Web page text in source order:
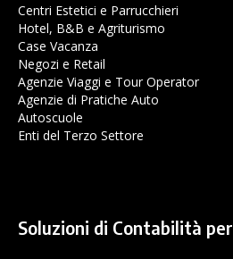
Centri Estetici e Parrucchieri
Hotel, B&B e Agriturismo
Case Vacanza
Negozi e Retail
Agenzie Viaggi e Tour Operator
Agenzie di Pratiche Auto
Autoscuole
Enti del Terzo Settore
Soluzioni di Contabilità per